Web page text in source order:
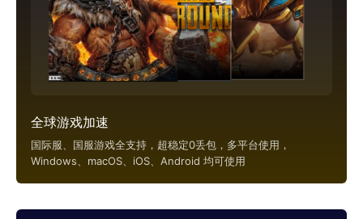
全球游戏加速
国际服、国服游戏全支持，超稳定0丢包，多平台使用，
Windows、macOS、iOS、Android 均可使用